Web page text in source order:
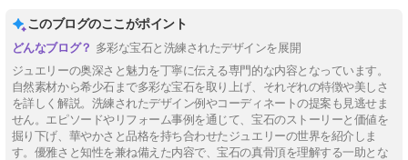
このブログのここがポイント
多彩な宝石と洗練されたデザインを展開
ジュエリーの奥深さと魅力を丁寧に伝える専門的な内容となっています。
自然素材から希少石まで多彩な宝石を取り上げ、それぞれの特徴や美しさ
を詳しく解説。洗練されたデザイン例やコーディネートの提案も見逃せま
せん。エピソードやリフォーム事例を通じて、宝石のストーリーと価値を
掘り下げ、華やかさと品格を持ち合わせたジュエリーの世界を紹介しま
す。優雅さと知性を兼ね備えた内容で、宝石の真骨頂を理解する一助とな